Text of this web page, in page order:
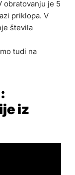
obratovanju je 5
priklopa. V
števila
tudi na
iz